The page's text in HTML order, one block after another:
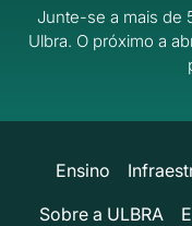
Junte-se a mais de
Ulbra. O próximo a
Ensino
Sobre a ULBRA